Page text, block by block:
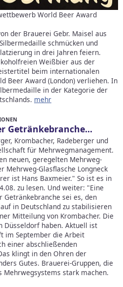
World Beer Award
der Brauerei Gebr. Maisel aus
schmücken und
in drei Jahren feiern.
Weißbier aus der
beim internationalen
Beer Award (London) verliehen. In
in der Kategorie der
mehr
Getränkebranche...
Krombacher, Radeberger und
für Mehrwegmanagement.
neuen, geregelten Mehrweg-
Mehrweg-Glasflasche Longneck
ist Hans Baxmeier." So ist es in
zu lesen. Und weiter: "Eine
sei es, den
in Deutschland zu stabilisieren
Mitteilung von Krombacher. Die
Düsseldorf haben. Aktuell ist
im September die Arbeit
einer abschließenden
klingt in den Ohren der
Gutes. Brauerei-Gruppen, die
stark machen.